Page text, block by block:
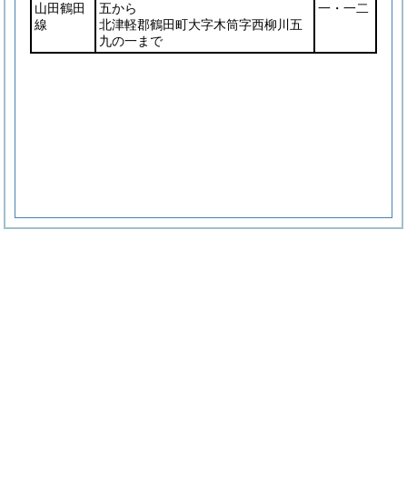
山田鶴田
線
五から
北津軽郡鶴田町大字木筒字西柳川五
九の一まで
一・一二